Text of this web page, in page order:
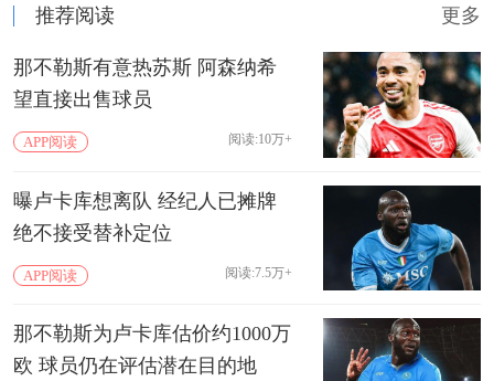
推荐阅读 更多
那不勒斯有意热苏斯 阿森纳希
望直接出售球员
APP阅读 阅读:10万+
曝卢卡库想离队 经纪人已摊牌
绝不接受替补定位
APP阅读 阅读:7.5万+
那不勒斯为卢卡库估价约1000万
欧 球员仍在评估潜在目的地